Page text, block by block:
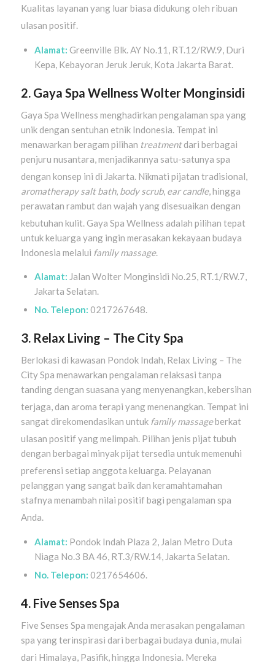
Kualitas layanan yang luar biasa didukung oleh ribuan
ulasan positif.
Alamat: Greenville Blk. AY No.11, RT.12/RW.9, Duri
Kepa, Kebayoran Jeruk Jeruk, Kota Jakarta Barat.
2. Gaya Spa Wellness Wolter Monginsidi
Gaya Spa Wellness menghadirkan pengalaman spa yang
unik dengan sentuhan etnik Indonesia. Tempat ini
menawarkan beragam pilihan treatmentdari berbagai
penjuru nusantara, menjadikannya satu-satunya spa
dengan konsep ini di Jakarta. Nikmati pijatan tradisional,
aromatherapy salt bath, body scrub, ear candle, hingga
perawatan rambut dan wajah yang disesuaikan dengan
kebutuhan kulit. Gaya Spa Wellness adalah pilihan tepat
untuk keluarga yang ingin merasakan kekayaan budaya
Indonesia melalui family massage.
Alamat: Jalan Wolter Monginsidi No.25, RT.1/RW.7,
Jakarta Selatan.
No. Telepon: 0217267648.
3. Relax Living – The City Spa
Berlokasi di kawasan Pondok Indah, Relax Living – The
City Spa menawarkan pengalaman relaksasi tanpa
tanding dengan suasana yang menyenangkan, kebersihan
terjaga, dan aroma terapi yang menenangkan. Tempat ini
sangat direkomendasikan untuk family massageberkat
ulasan positif yang melimpah. Pilihan jenis pijat tubuh
dengan berbagai minyak pijat tersedia untuk memenuhi
preferensi setiap anggota keluarga. Pelayanan
pelanggan yang sangat baik dan keramahtamahan
stafnya menambah nilai positif bagi pengalaman spa
Anda.
Alamat: Pondok Indah Plaza 2, Jalan Metro Duta
Niaga No.3 BA 46, RT.3/RW.14, Jakarta Selatan.
No. Telepon: 0217654606.
4. Five Senses Spa
Five Senses Spa mengajak Anda merasakan pengalaman
spa yang terinspirasi dari berbagai budaya dunia, mulai
dari Himalaya, Pasifik, hingga Indonesia. Mereka